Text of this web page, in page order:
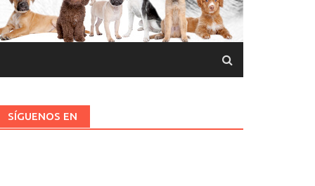
SÍGUENOS EN